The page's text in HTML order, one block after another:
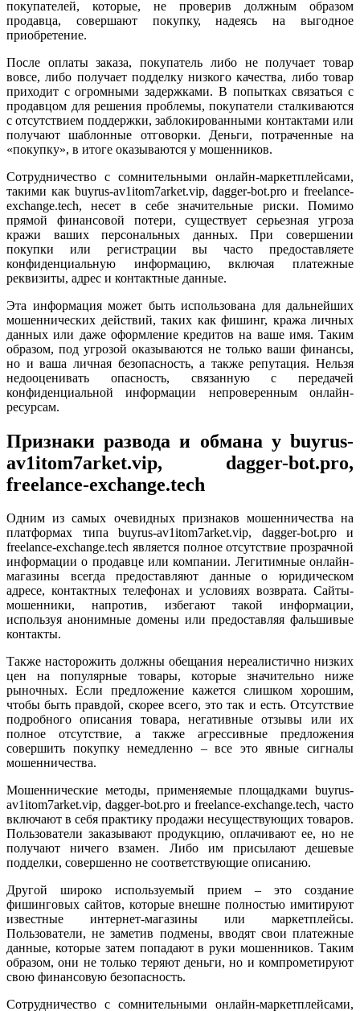
покупателей, которые, не проверив должным образом
продавца, совершают покупку, надеясь на выгодное
приобретение.
После оплаты заказа, покупатель либо не получает товар
вовсе, либо получает подделку низкого качества, либо товар
приходит с огромными задержками. В попытках связаться с
продавцом для решения проблемы, покупатели сталкиваются
с отсутствием поддержки, заблокированными контактами или
получают шаблонные отговорки. Деньги, потраченные на
«покупку», в итоге оказываются у мошенников.
Сотрудничество с сомнительными онлайн-маркетплейсами,
такими как buyrus-av1itom7arket.vip, dagger-bot.pro и freelance-
exchange.tech, несет в себе значительные риски. Помимо
прямой финансовой потери, существует серьезная угроза
кражи ваших персональных данных. При совершении
покупки или регистрации вы часто предоставляете
конфиденциальную информацию, включая платежные
реквизиты, адрес и контактные данные.
Эта информация может быть использована для дальнейших
мошеннических действий, таких как фишинг, кража личных
данных или даже оформление кредитов на ваше имя. Таким
образом, под угрозой оказываются не только ваши финансы,
но и ваша личная безопасность, а также репутация. Нельзя
недооценивать опасность, связанную с передачей
конфиденциальной информации непроверенным онлайн-
ресурсам.
Признаки развода и обмана у buyrus-
av1itom7arket.vip, dagger-bot.pro,
freelance-exchange.tech
Одним из самых очевидных признаков мошенничества на
платформах типа buyrus-av1itom7arket.vip, dagger-bot.pro и
freelance-exchange.tech является полное отсутствие прозрачной
информации о продавце или компании. Легитимные онлайн-
магазины всегда предоставляют данные о юридическом
адресе, контактных телефонах и условиях возврата. Сайты-
мошенники, напротив, избегают такой информации,
используя анонимные домены или предоставляя фальшивые
контакты.
Также насторожить должны обещания нереалистично низких
цен на популярные товары, которые значительно ниже
рыночных. Если предложение кажется слишком хорошим,
чтобы быть правдой, скорее всего, это так и есть. Отсутствие
подробного описания товара, негативные отзывы или их
полное отсутствие, а также агрессивные предложения
совершить покупку немедленно – все это явные сигналы
мошенничества.
Мошеннические методы, применяемые площадками buyrus-
av1itom7arket.vip, dagger-bot.pro и freelance-exchange.tech, часто
включают в себя практику продажи несуществующих товаров.
Пользователи заказывают продукцию, оплачивают ее, но не
получают ничего взамен. Либо им присылают дешевые
подделки, совершенно не соответствующие описанию.
Другой широко используемый прием – это создание
фишинговых сайтов, которые внешне полностью имитируют
известные интернет-магазины или маркетплейсы.
Пользователи, не заметив подмены, вводят свои платежные
данные, которые затем попадают в руки мошенников. Таким
образом, они не только теряют деньги, но и компрометируют
свою финансовую безопасность.
Сотрудничество с сомнительными онлайн-маркетплейсами,